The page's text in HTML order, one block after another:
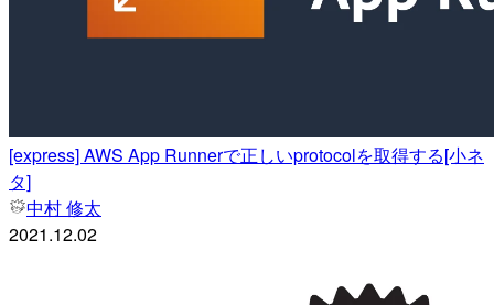
[express] AWS App Runnerで正しいprotocolを取得する[小ネ
タ]
中村 修太
2021.12.02